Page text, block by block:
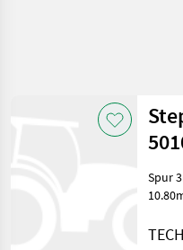
Kategoria 5 Kraj
Pokaż 2
wyników
Spur 3m RW
10.80m Przenośniki